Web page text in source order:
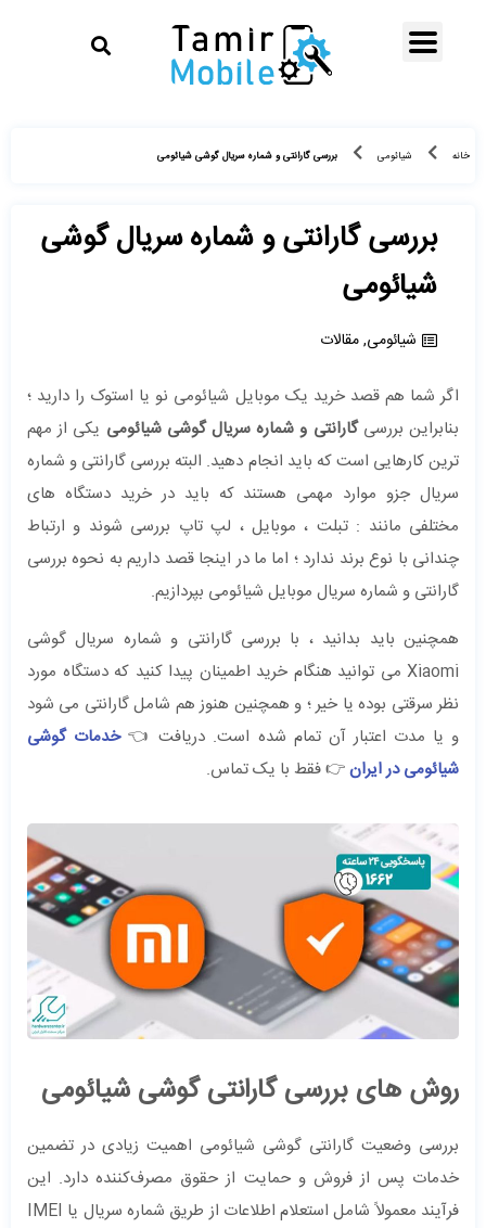
خانه شیائومی بررسی گارانتی و شماره سریال گوشی شیائومی
بررسی گارانتی و شماره سریال گوشی
شیائومی
شیائومی,مقالات
اگر شما هم قصد خرید یک موبایل شیائومی نو یا استوک را دارید ؛
بنابراین بررسیگارانتی و شماره سریال گوشی شیائومی یکی از مهم
ترین کارهایی است که باید انجام دهید. البته بررسی گارانتی و شماره
سریال جزو موارد مهمی هستند که باید در خرید دستگاه های
مختلفی مانند : تبلت ، موبایل ، لپ تاپ بررسی شوند و ارتباط
چندانی با نوع برند ندارد ؛ اما ما در اینجا قصد داریم به نحوه بررسی
گارانتی و شماره سریال موبایل شیائومی بپردازیم.
همچنین باید بدانید ، با بررسی گارانتی و شماره سریال گوشی
Xiaomi می توانید هنگام خرید اطمینان پیدا کنید که دستگاه مورد
نظر سرقتی بوده یا خیر ؛ و همچنین هنوز هم شامل گارانتی می شود
و یا مدت اعتبار آن تمام شده است. دریافت 👈خدمات گوشی
شیائومی در ایران👉 فقط با یک تماس.
روش های بررسی گارانتی گوشی شیائومی
بررسی وضعیت گارانتی گوشی شیائومی اهمیت زیادی در تضمین
خدمات پس از فروش و حمایت از حقوق مصرف‌کننده دارد. این
فرآیند معمولاً شامل استعلام اطلاعات از طریق شماره سریال یا IMEI